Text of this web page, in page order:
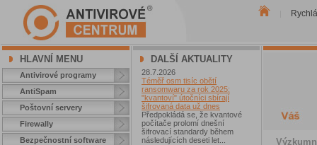
HLAVNÍ MENU
Antivirové programy
AntiSpam
Poštovní servery
Firewally
Bezpečnostní software
DALŠÍ AKTUALITY
28.7.2026
Téměř osm tisíc obětí
ransomwaru za rok 2025:
"kvantoví" útočníci sbírají
šifrovaná data už dnes
Předpokládá se, že kvantové
počítače prolomí dnešní
šifrovací standardy během
následujících deseti let...